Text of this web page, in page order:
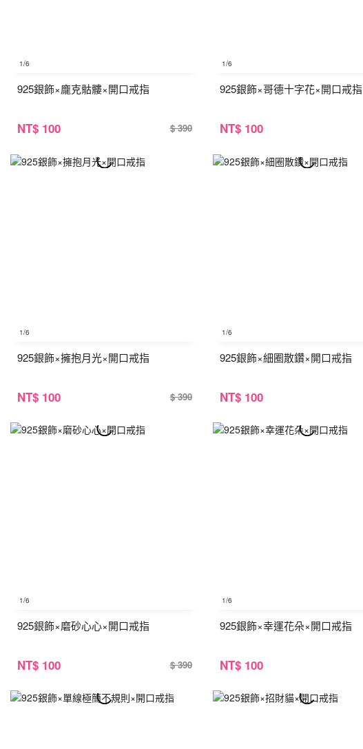
1/6
925銀飾×龐克骷髏×開口戒指
NT$ 100 $ 390
1/6
925銀飾×哥德十字花×開口戒指
NT$ 100
1/6
925銀飾×擁抱月光×開口戒指
NT$ 100 $ 390
1/6
925銀飾×細圈散鑽×開口戒指
NT$ 100
1/6
925銀飾×磨砂心心×開口戒指
NT$ 100 $ 390
1/6
925銀飾×幸運花朵×開口戒指
NT$ 100